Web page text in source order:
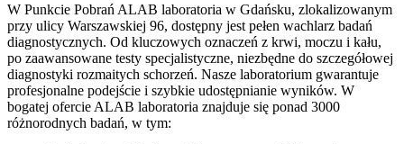
W Punkcie Pobrań ALAB laboratoria w Gdańsku, zlokalizowanym
przy ulicy Warszawskiej 96, dostępny jest pełen wachlarz badań
diagnostycznych. Od kluczowych oznaczeń z krwi, moczu i kału,
po zaawansowane testy specjalistyczne, niezbędne do szczegółowej
diagnostyki rozmaitych schorzeń. Nasze laboratorium gwarantuje
profesjonalne podejście i szybkie udostępnianie wyników. W
bogatej ofercie ALAB laboratoria znajduje się ponad 3000
różnorodnych badań, w tym: